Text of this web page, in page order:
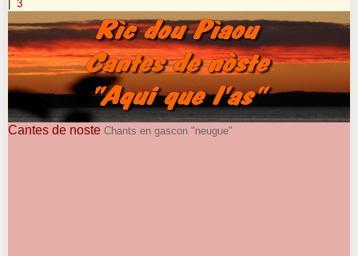
3
Cantes de noste Chants en gascon "neugue"